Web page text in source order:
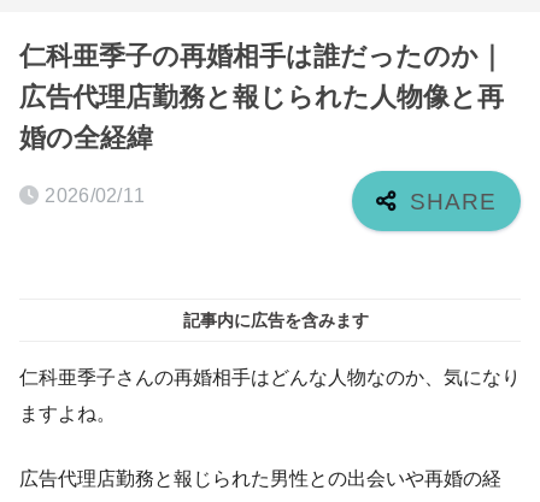
仁科亜季子の再婚相手は誰だったのか｜
広告代理店勤務と報じられた人物像と再
婚の全経緯
2026/02/11
記事内に広告を含みます
仁科亜季子さんの再婚相手はどんな人物なのか、気になり
ますよね。
広告代理店勤務と報じられた男性との出会いや再婚の経